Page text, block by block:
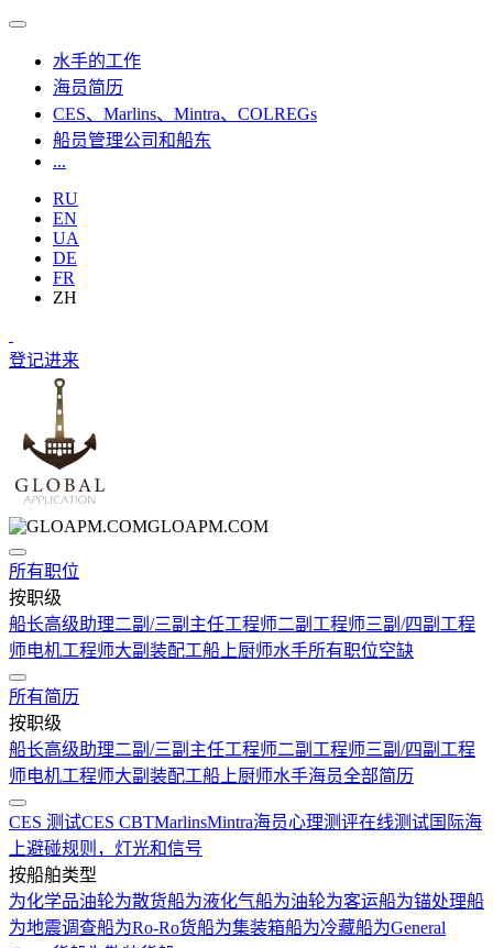
水手的工作
海员简历
CES、Marlins、Mintra、COLREGs
船员管理公司和船东
...
RU
EN
UA
DE
FR
ZH
登记进来
GLOAPM.COM
所有职位
按职级
船长高级助理二副/三副 主任工程师二副工程师三副/四副工程
师电机工程师大副 装配工船上厨师水手所有职位空缺
所有简历
按职级
船长高级助理二副/三副 主任工程师二副工程师三副/四副工程
师电机工程师大副 装配工船上厨师水手海员全部简历
CES 测试CES CBTMarlinsMintra海员心理测评在线测试国际海
上避碰规则，灯光和信号
按船舶类型
为化学品油轮为散货船为液化气船为油轮为客运船为锚处理船
为地震调查船为Ro-Ro货船为集装箱船为冷藏船为General